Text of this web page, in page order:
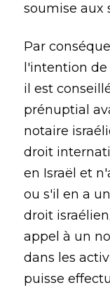
soumise aux
Par
l'intention
il est
prénuptial
notaire
droit
en Israël et
ou s'il en a
droit
appel à un
dans les
puisse